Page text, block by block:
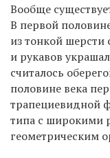
Вообще
В первой
из тонкой шерсти
и рукавов
считалось
половине века
трапециевидной
типа с широкими
геометрическим